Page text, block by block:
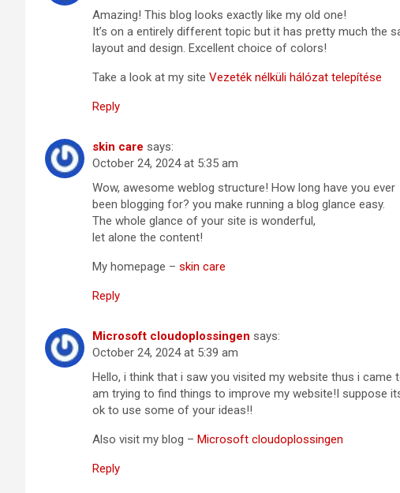
Amazing! This blog looks exactly like my old one!
It’s on a entirely different topic but it has pretty much the
layout and design. Excellent choice of colors!
Take a look at my site Vezeték nélküli hálózat telepítése
Reply
skin care says:
October 24, 2024 at 5:35 am
Wow, awesome weblog structure! How long have you ever
been blogging for? you make running a blog glance easy.
The whole glance of your site is wonderful,
let alone the content!
My homepage – skin care
Reply
Microsoft cloudoplossingen says:
October 24, 2024 at 5:39 am
Hello, i think that i saw you visited my website thus i came
am trying to find things to improve my website!I suppose
ok to use some of your ideas!!
Also visit my blog – Microsoft cloudoplossingen
Reply